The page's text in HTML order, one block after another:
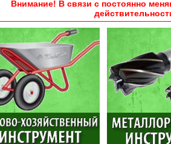
Внимание! В связи с постоянно